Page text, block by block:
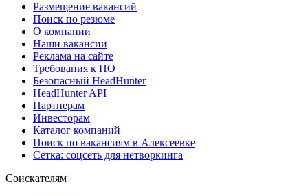
Размещение вакансий
Поиск по резюме
О компании
Наши вакансии
Реклама на сайте
Требования к ПО
Безопасный HeadHunter
HeadHunter API
Партнерам
Инвесторам
Каталог компаний
Поиск по вакансиям в Алексеевке
Сетка: соцсеть для нетворкинга
Соискателям